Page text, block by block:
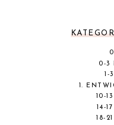
0-3
1-
1.
10-
14-
18-